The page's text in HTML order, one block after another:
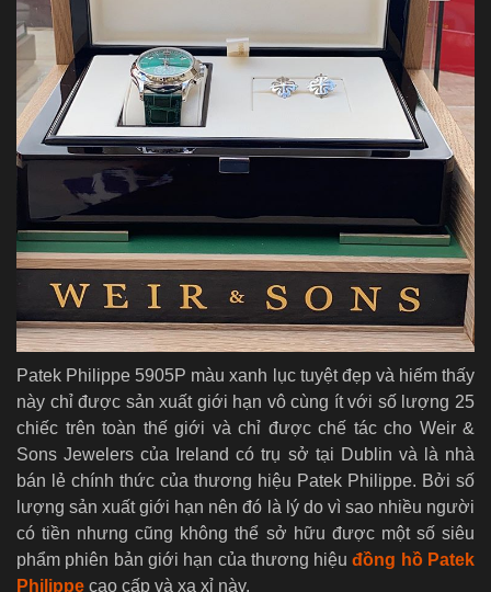
Patek Philippe 5905P màu xanh lục tuyệt đẹp và hiếm thấy
này chỉ được sản xuất giới hạn vô cùng ít với số lượng 25
chiếc trên toàn thế giới và chỉ được chế tác cho Weir &
Sons Jewelers của Ireland có trụ sở tại Dublin và là nhà
bán lẻ chính thức của thương hiệu Patek Philippe. Bởi số
lượng sản xuất giới hạn nên đó là lý do vì sao nhiều người
có tiền nhưng cũng không thể sở hữu được một số siêu
phẩm phiên bản giới hạn của thương hiệuđồng hồ Patek
Philippe cao cấp và xa xỉ này.